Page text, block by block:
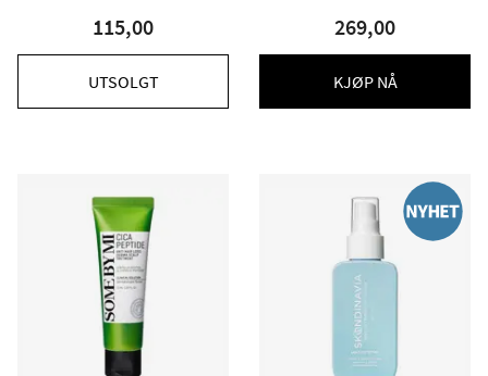
115,00
UTSOLGT
269,00
KJØP NÅ